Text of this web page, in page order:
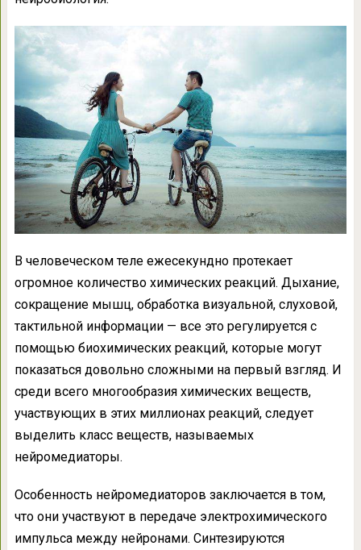
В человеческом теле ежесекундно протекает
огромное количество химических реакций. Дыхание,
сокращение мышц, обработка визуальной, слуховой,
тактильной информации — все это регулируется с
помощью биохимических реакций, которые могут
показаться довольно сложными на первый взгляд. И
среди всего многообразия химических веществ,
участвующих в этих миллионах реакций, следует
выделить класс веществ, называемых
нейромедиаторы.
Особенность нейромедиаторов заключается в том,
что они участвуют в передаче электрохимического
импульса между нейронами. Синтезируются